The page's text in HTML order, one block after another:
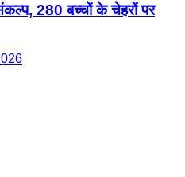
280 बच्चों के चेहरों पर